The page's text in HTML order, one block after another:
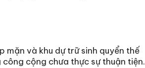
và khu dự trữ sinh quyển thế
cộng chưa thực sự thuận tiện.